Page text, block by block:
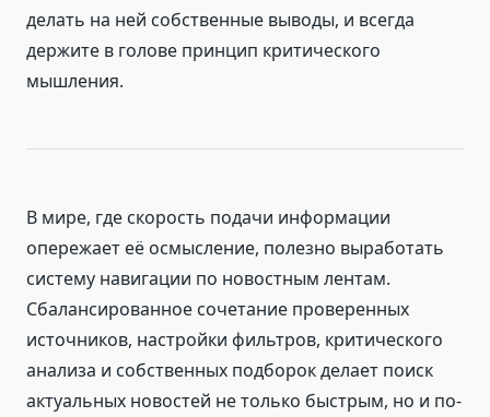
делать на ней собственные выводы, и всегда
держите в голове принцип критического
мышления.
В мире, где скорость подачи информации
опережает её осмысление, полезно выработать
систему навигации по новостным лентам.
Сбалансированное сочетание проверенных
источников, настройки фильтров, критического
анализа и собственных подборок делает поиск
актуальных новостей не только быстрым, но и по-